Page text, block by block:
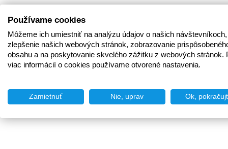
Používame cookies
Môžeme ich umiestniť na analýzu údajov o našich
zlepšenie našich webových stránok, zobrazovanie
obsahu a na poskytovanie skvelého zážitku z webových stránok.
viac informácií o cookies používame otvorené nastavenia.
Zamietnuť Nie, uprav Ok,